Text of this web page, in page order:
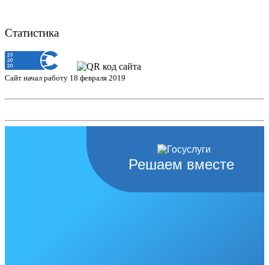
Статистика
Сайт начал работу 18 февраля 2019
Решаем вместе